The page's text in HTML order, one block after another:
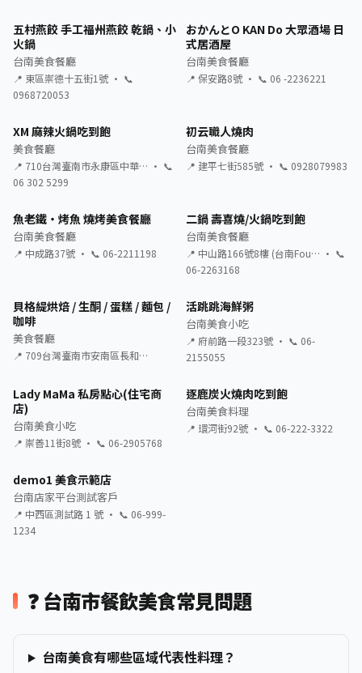
五村燕餃 手工福州燕餃 乾鍋、小
火鍋
台南美食餐廳
📍 東區崇德十五街1號 · 📞
0968720053
おかんとO KAN Do 大眾酒場 日
式居酒屋
台南美食餐廳
📍 保安路8號 · 📞 06 -2236221
XM 麻辣火鍋吃到飽
美食餐廳
📍 710台灣臺南市永康區中華… · 📞
06 302 5299
初云職人燒肉
台南美食餐廳
📍 建平七街585號 · 📞 0928079983
魚老鐵・烤魚 燒烤美食餐廳
台南美食餐廳
📍 中成路37號 · 📞 06-2211198
二鍋 壽喜燒/火鍋吃到飽
台南美食餐廳
📍 中山路166號8樓 (台南Fou… · 📞
06-2263168
貝格緹烘焙 / 生酮 / 蛋糕 / 麵包 /
咖啡
美食餐廳
📍 709台灣臺南市安南區長和…
活跳跳海鮮粥
台南美食小吃
📍 府前路一段323號 · 📞 06-
2155055
Lady MaMa 私房點心(住宅商
店)
台南美食小吃
📍 崇善11街8號 · 📞 06-2905768
逐鹿炭火燒肉吃到飽
台南美食料理
📍 環河街92號 · 📞 06-222-3322
demo1 美食示範店
台南店家平台測試客戶
📍 中西區測試路 1 號 · 📞 06-999-
1234
❓ 台南市餐飲美食常見問題
台南美食有哪些區域代表性料理？